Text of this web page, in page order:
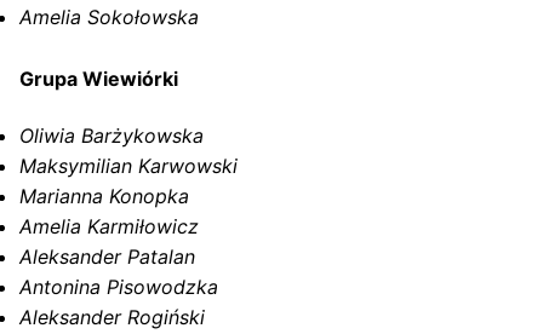
Amelia Sokołowska
Grupa Wiewiórki
Oliwia Barżykowska
Maksymilian Karwowski
Marianna Konopka
Amelia Karmiłowicz
Aleksander Patalan
Antonina Pisowodzka
Aleksander Rogiński